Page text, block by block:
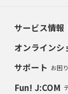
サービス情報
オンラインシ
サポート お困
Fun! J:COM